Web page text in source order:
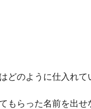
ように仕入れて
もらった名前を出せ